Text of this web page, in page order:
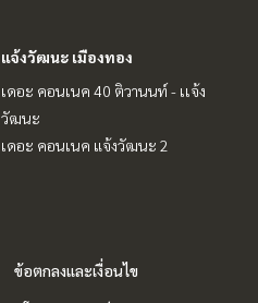
แจ้งวัฒนะ เมืองทอง
เดอะ คอนเนค 40 ติวานนท์ - เเจ้ง
วัฒนะ
เดอะ คอนเนค แจ้งวัฒนะ 2
ข้อตกลงและเงื่อนไข